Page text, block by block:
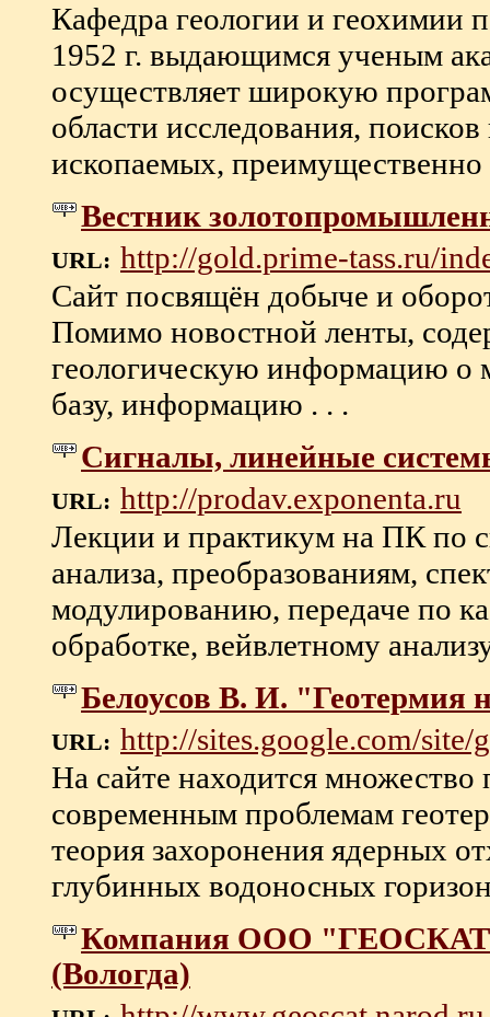
Кафедра геологии и геохимии
1952 г. выдающимся ученым
осуществляет широкую
области исследования,
ископаемых,
Вестник
URL: http://gold.prime-tass.ru/
Сайт посвящён добыче и
Помимо новостной ленты,
геологическую информацию о
базу, информацию . . .
Сигналы, линейные
URL: http://prodav.exponenta.ru
Лекции и практикум на ПК по
анализа, преобразованиям,
модулированию, передаче по
обработке, вейвлетному
Белоусов В. И. "Геотермия
URL: http://sites.google.com/site/
На сайте находится
современным проблемам
теория захоронения ядерных
глубинных водоносных
Компания ООО "ГЕОСКАТ"
(Вологда)